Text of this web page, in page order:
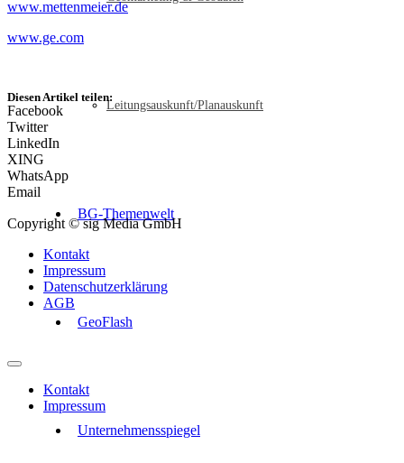
Leitungsauskunft/Planauskunft
BG-Themenwelt
GeoFlash
Unternehmensspiegel
www.mettenmeier.de
www.ge.com
Diesen Artikel teilen:
Facebook
Twitter
LinkedIn
XING
WhatsApp
Email
Copyright © sig Media GmbH
Kontakt
Impressum
Datenschutzerklärung
AGB
Kontakt
Impressum